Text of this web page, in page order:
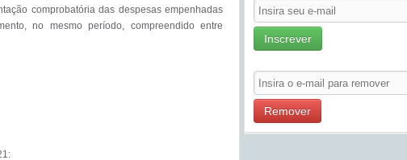
comprobatória das despesas empenhadas
no mesmo período, compreendido entre
Inscrever
Remover